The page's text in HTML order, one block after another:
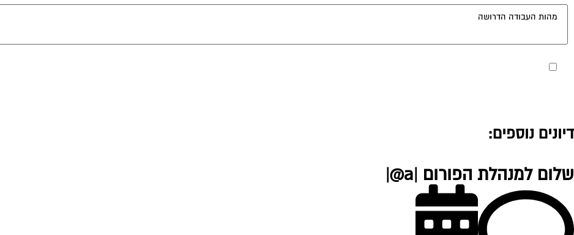
דיונים נוספים:
שלום למנהלת הפורום |a@|